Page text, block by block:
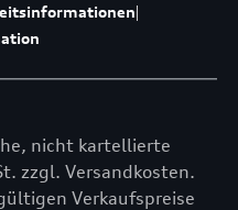
|
nicht kartellierte
zzgl. Versandkosten.
Verkaufspreise